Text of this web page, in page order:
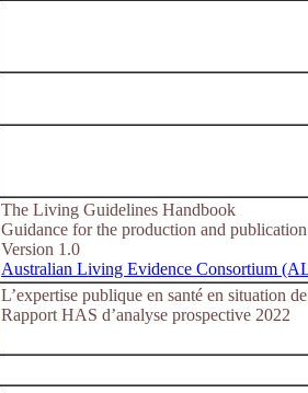
The Living Guidelines Handbook
Guidance for the production and
Version 1.0
Australian Living Evidence Consortium
L’expertise publique en santé en situation
Rapport HAS d’analyse prospective 2022